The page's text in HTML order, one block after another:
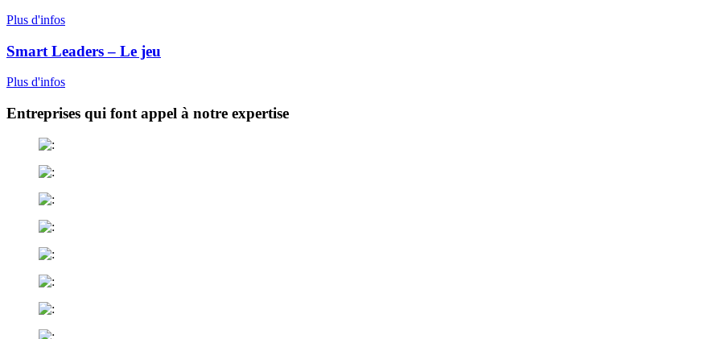
Plus d'infos
Smart Leaders – Le jeu
Plus d'infos
Entreprises qui font appel à notre expertise